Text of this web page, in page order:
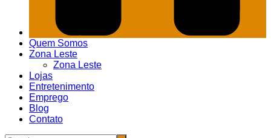
Quem Somos
Zona Leste
Zona Leste
Lojas
Entretenimento
Emprego
Blog
Contato